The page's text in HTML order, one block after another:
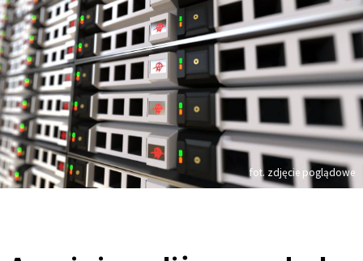
fot. zdjęcie poglądowe